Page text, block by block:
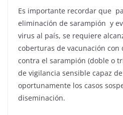
Es importante recordar que
eliminación de sarampión y
virus al país, se requiere
coberturas de vacunación con
contra el sarampión (doble o
de vigilancia sensible capaz
oportunamente los casos
diseminación.